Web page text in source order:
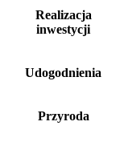
Realizacja
inwestycji
Udogodnienia
Przyroda